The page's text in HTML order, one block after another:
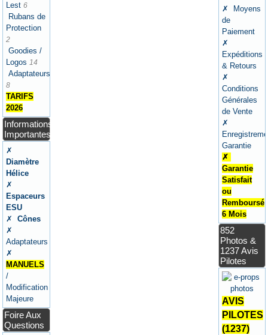
Lest 6
Rubans de
Protection
2
Goodies /
Logos 14
Adaptateurs
8
TARIFS
2026
Informations
Importantes
✗
Diamètre
Hélice
✗
Espaceurs
ESU
✗
Cônes
✗
Adaptateurs
✗
MANUELS
/
Modification
Majeure
Foire Aux
Questions
✗ Moyens
de
Paiement
✗
Expéditions
& Retours
✗
Conditions
Générales
de Vente
✗
Garantie
✗
Garantie
Satisfait
ou
Remboursé
6 Mois
852
Photos &
1237 Avis
Pilotes
AVIS
PILOTES
(1237)